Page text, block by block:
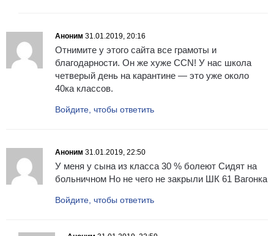
Аноним 31.01.2019, 20:16
Отнимите у этого сайта все грамоты и
благодарности. Он же хуже CCN! У нас школа
четверый день на карантине — это уже около
40ка классов.
Войдите, чтобы ответить
Аноним 31.01.2019, 22:50
У меня у сына из класса 30 % болеют Сидят на
больничном Но не чего не закрыли ШК 61 Вагонка
Войдите, чтобы ответить